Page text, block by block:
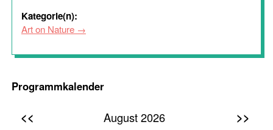
Kategorie(n):
Art on Nature
Programmkalender
<< August 2026 >>